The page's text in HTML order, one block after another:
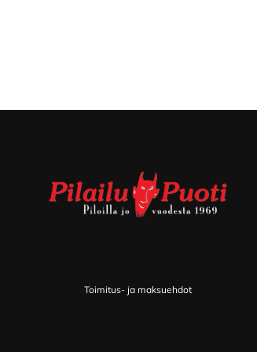
Toimitus- ja maksuehdot